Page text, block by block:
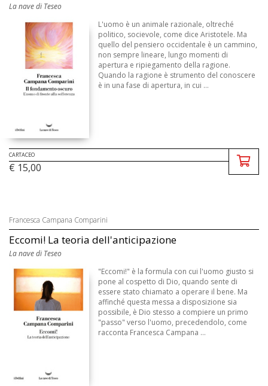
La nave di Teseo
L'uomo è un animale razionale, oltreché
politico, socievole, come dice Aristotele. Ma
quello del pensiero occidentale è un cammino,
non sempre lineare, lungo momenti di
apertura e ripiegamento della ragione.
Quando la ragione è strumento del conoscere
è in una fase di apertura, in cui ...
CARTACEO
€ 15,00
Francesca Campana Comparini
Eccomi! La teoria dell'anticipazione
La nave di Teseo
"Eccomi!" è la formula con cui l'uomo giusto si
pone al cospetto di Dio, quando sente di
essere stato chiamato a operare il bene. Ma
affinché questa messa a disposizione sia
possibile, è Dio stesso a compiere un primo
"passo" verso l'uomo, precedendolo, come
racconta Francesca Campana ...